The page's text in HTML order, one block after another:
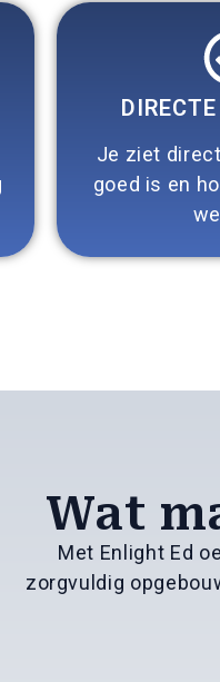
Je ziet
goed is en
Wat
Met Enlight Ed
zorgvuldig